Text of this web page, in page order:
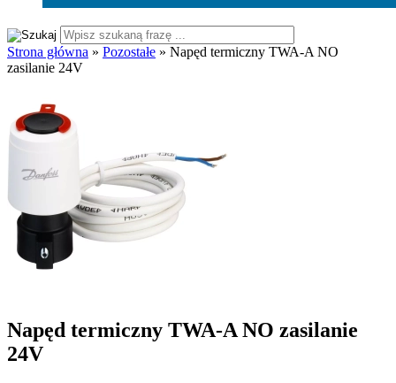
Strona główna » Pozostałe » Napęd termiczny TWA-A NO
zasilanie 24V
Napęd termiczny TWA-A NO zasilanie
24V